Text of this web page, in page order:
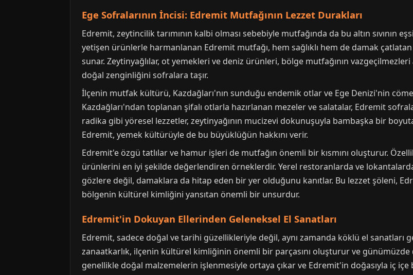
Ege Sofralarının İncisi: Edremit Mutfağının Lezzet Durakları
Edremit, zeytincilik tarımının kalbi olması sebebiyle mutfağında da bu altın sıvının
yetişen ürünlerle harmanlanan Edremit mutfağı, hem sağlıklı hem de damak
sunar. Zeytinyağlılar, ot yemekleri ve deniz ürünleri, bölge mutfağının
doğal zenginliğini sofralara taşır.
İlçenin mutfak kültürü, Kazdağları'nın sunduğu endemik otlar ve Ege Denizi'nin
Kazdağları'ndan toplanan şifalı otlarla hazırlanan mezeler ve salatalar, Edremit
radika gibi yöresel lezzetler, zeytinyağının mucizevi dokunuşuyla bambaşka bir
Edremit, yemek kültürüyle de bu büyüklüğün hakkını verir.
Edremit'e özgü tatlılar ve hamur işleri de mutfağın önemli bir kısmını oluşturur.
ürünlerini en iyi şekilde değerlendiren örneklerdir. Yerel restoranlarda ve
gözlere değil, damaklara da hitap eden bir yer olduğunu kanıtlar. Bu lezzet şöleni,
bölgenin kültürel kimliğini yansıtan önemli bir unsurdur.
Edremit'in Dokuyan Ellerinden Geleneksel El Sanatları
Edremit, sadece doğal ve tarihi güzellikleriyle değil, aynı zamanda köklü el sanatları
zanaatkarlık, ilçenin kültürel kimliğinin önemli bir parçasını oluşturur ve günümüzde
genellikle doğal malzemelerin işlenmesiyle ortaya çıkar ve Edremit'in doğasıyla iç içe